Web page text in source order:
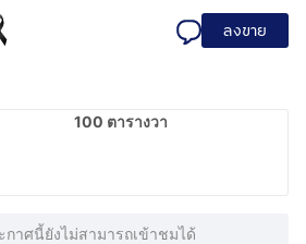
ลงขาย
100 ตารางวา
กาศนี้ยังไม่สามารถเข้าชมได้